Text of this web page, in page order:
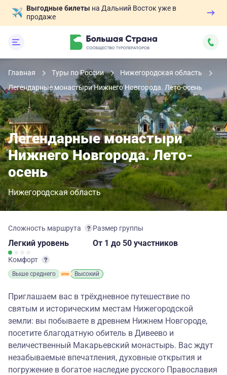
Выгодные билеты на Дальний Восток уже в
продаже
Главная Туры по России
Нижегородская область
Легендарные монастыри Нижнего Новгорода. Лето-осень
Легендарные монастыри
Нижнего Новгорода. Лето-
осень
Нижегородская область
Сложность маршрута
Легкий уровень
Комфорт
Выше среднего Высокий
Размер группы
От 1 до 50 участников
Приглашаем вас в трёхдневное путешествие по
святым и историческим местам Нижегородской
земли: вы побываете в древнем Нижнем Новгороде,
посетите благодатную обитель в Дивеево и
величественный Макарьевский монастырь. Вас ждут
незабываемые впечатления, духовные открытия и
погружение в богатое наследие русского Православия